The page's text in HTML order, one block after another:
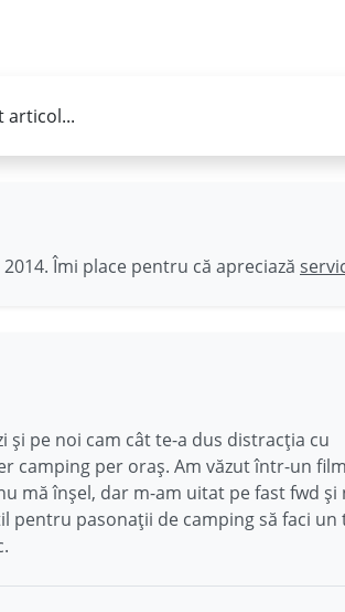
articol...
Îmi place pentru că apreciază
și pe noi cam cât te-a dus distracția cu
camping per oraș. Am văzut într-un
mă înșel, dar m-am uitat pe fast fwd
pentru pasonații de camping să faci un